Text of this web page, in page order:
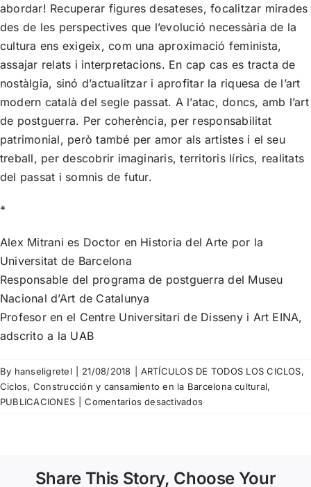
abordar! Recuperar figures desateses, focalitzar mirades
des de les perspectives que l’evolució necessària de la
cultura ens exigeix, com una aproximació feminista,
assajar relats i interpretacions. En cap cas es tracta de
nostàlgia, sinó d’actualitzar i aprofitar la riquesa de l’art
modern català del segle passat. A l’atac, doncs, amb l’art
de postguerra. Per coherència, per responsabilitat
patrimonial, però també per amor als artistes i el seu
treball, per descobrir imaginaris, territoris lírics, realitats
del passat i somnis de futur.
*
Alex Mitrani es Doctor en Historia del Arte por la
Universitat de Barcelona
Responsable del programa de postguerra del Museu
Nacional d’Art de Catalunya
Profesor en el Centre Universitari de Disseny i Art EINA,
adscrito a la UAB
By hanseligretel 21/08/2018 ARTÍCULOS DE TODOS LOS CICLOS,
Ciclos, Construcción y cansamiento en la Barcelona cultural,
PUBLICACIONES
Comentarios desactivadosen
con
Share This Story, Choose Your